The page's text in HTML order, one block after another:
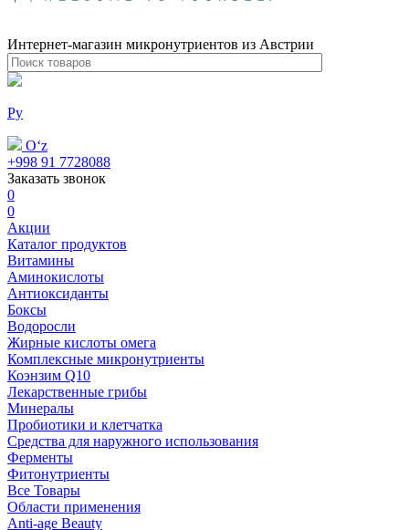
Интернет-магазин микронутриентов из Австрии
Ру
Oʻz
+998 91 7728088
Заказать звонок
0
0
Акции
Каталог продуктов
Витамины
Аминокислоты
Антиоксиданты
Боксы
Водоросли
Жирные кислоты омега
Комплексные микронутриенты
Коэнзим Q10
Лекарственные грибы
Минералы
Пробиотики и клетчатка
Средства для наружного использования
Ферменты
Фитонутриенты
Все Товары
Области применения
Anti-age Beauty